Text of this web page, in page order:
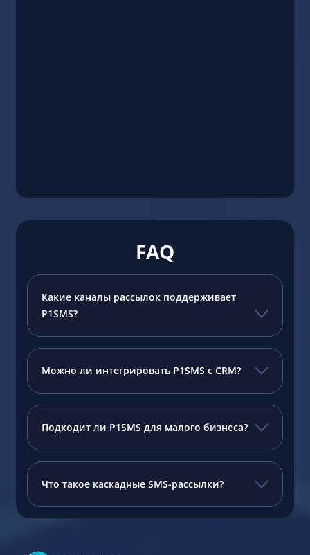
FAQ
Какие каналы рассылок поддерживает
P1SMS?
Можно ли интегрировать P1SMS с CRM?
Подходит ли P1SMS для малого бизнеса?
Что такое каскадные SMS-рассылки?